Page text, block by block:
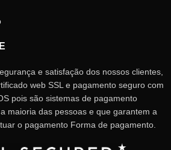
e satisfação dos nossos clientes,
web SSL e pagamento seguro com
pois são sistemas de pagamento
maioria das pessoas e que garantem a
o pagamento Forma de pagamento.